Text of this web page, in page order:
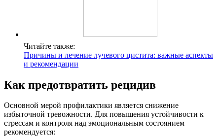
Читайте также:
Причины и лечение лучевого цистита: важные аспекты
и рекомендации
Как предотвратить рецидив
Основной мерой профилактики является снижение
избыточной тревожности. Для повышения устойчивости к
стрессам и контроля над эмоциональным состоянием
рекомендуется: